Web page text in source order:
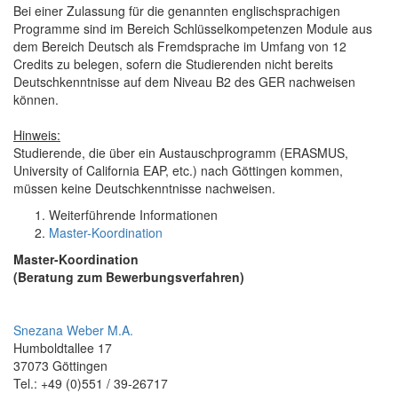
Bei einer Zulassung für die genannten englischsprachigen
Programme sind im Bereich Schlüsselkompetenzen Module aus
dem Bereich Deutsch als Fremdsprache im Umfang von 12
Credits zu belegen, sofern die Studierenden nicht bereits
Deutschkenntnisse auf dem Niveau B2 des GER nachweisen
können.
Hinweis:
Studierende, die über ein Austauschprogramm (ERASMUS,
University of California EAP, etc.) nach Göttingen kommen,
müssen keine Deutschkenntnisse nachweisen.
Weiterführende Informationen
Master-Koordination
Master-Koordination
(Beratung zum Bewerbungsverfahren)
Snezana Weber M.A.
Humboldtallee 17
37073 Göttingen
Tel.: +49 (0)551 / 39-26717